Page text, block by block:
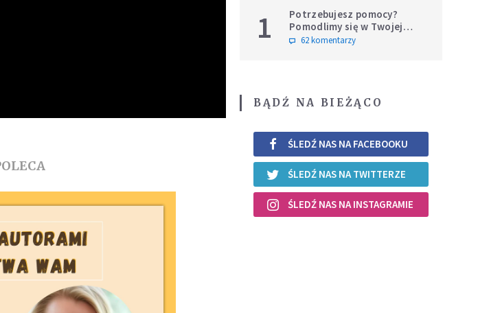
1
Potrzebujesz pomocy?
Pomodlimy się w Twojej
intencji
62 komentarzy
BĄDŹ NA BIEŻĄCO
ŚLEDŹ NAS NA FACEBOOKU
ŚLEDŹ NAS NA TWITTERZE
ŚLEDŹ NAS NA INSTAGRAMIE